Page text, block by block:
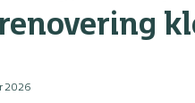
2026